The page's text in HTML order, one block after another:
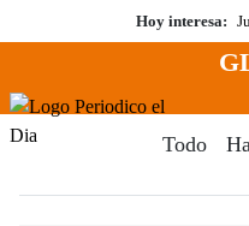
al
Hoy interesa:
Menú
Todo